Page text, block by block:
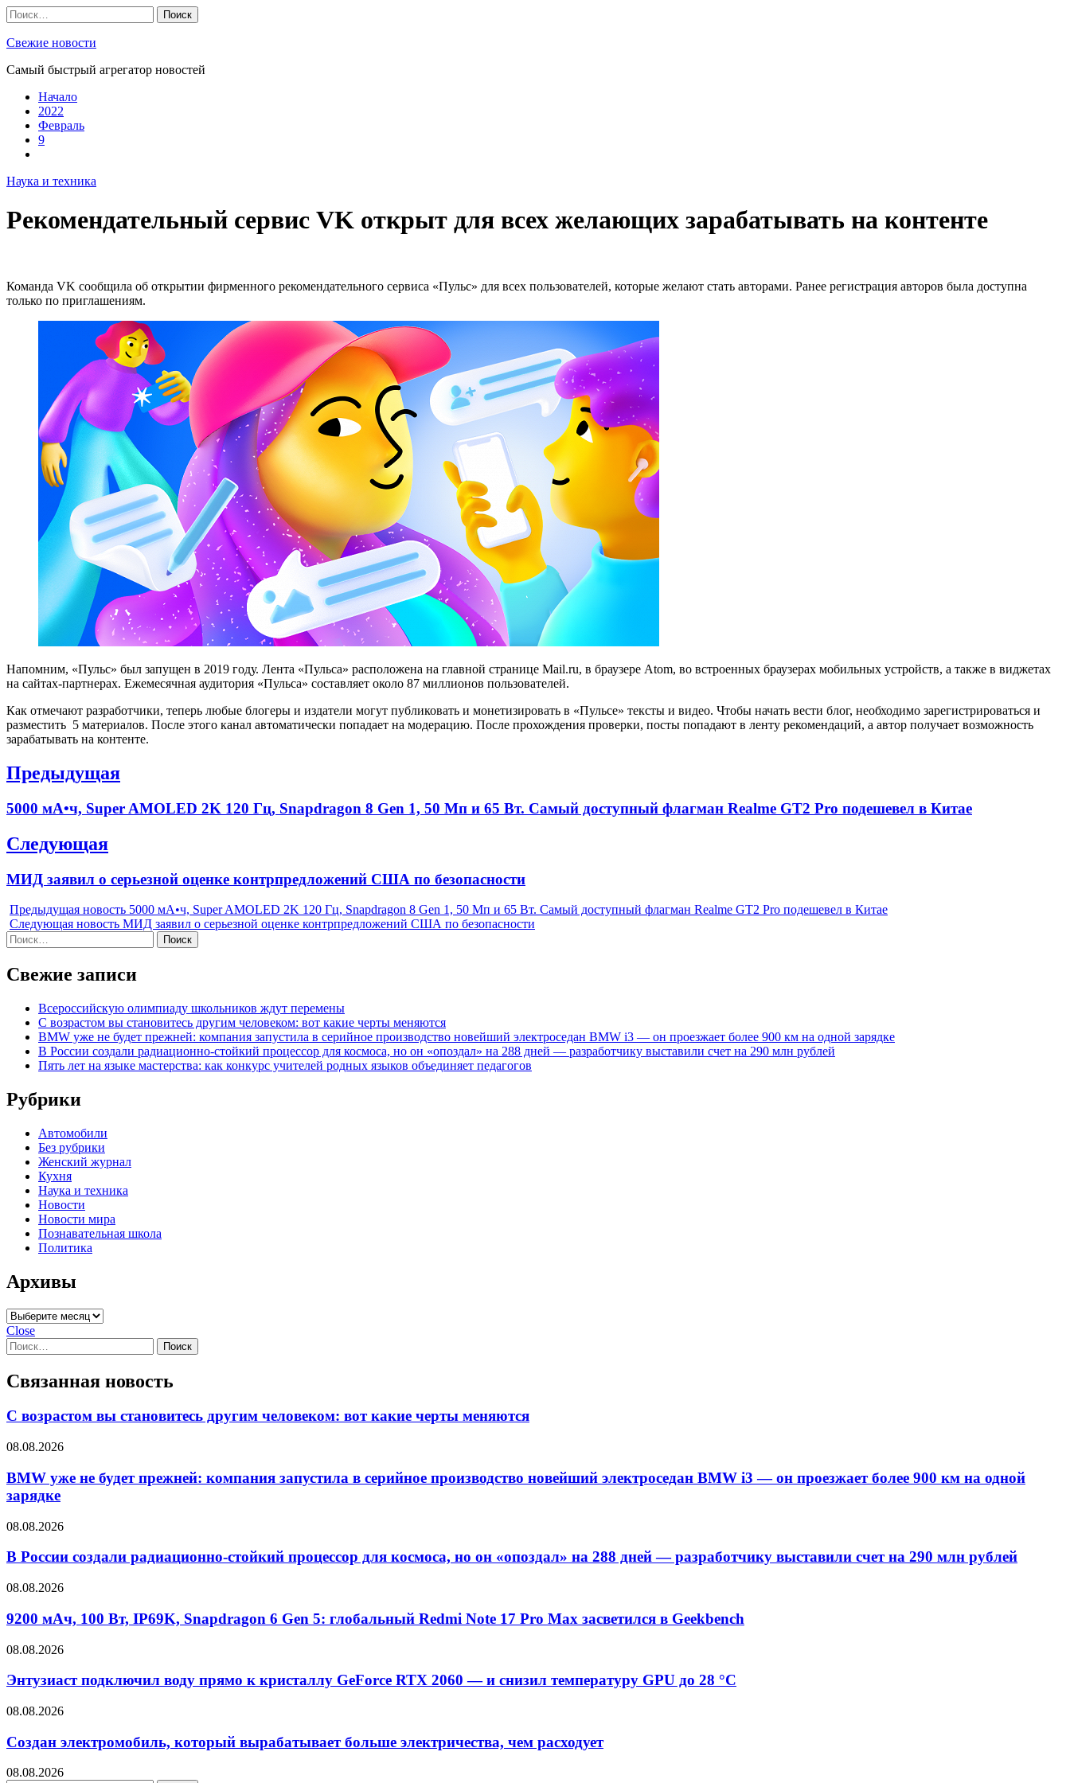
Skip
to
content
Найти:
Свежие новости
Самый быстрый агрегатор новостей
Начало
2022
Февраль
9
Наука и техника
Рекомендательный сервис VK открыт для всех желающих зарабатывать на контенте
Команда VK сообщила об открытии фирменного рекомендательного сервиса «Пульс» для всех пользователей, которые желают стать авторами. Ранее регистрация авторов была доступна
только по приглашениям.
Напомним, «Пульс» был запущен в 2019 году. Лента «Пульса» расположена на главной странице Mail.ru, в браузере Atom, во встроенных браузерах мобильных устройств, а также в виджетах
на сайтах-партнерах. Ежемесячная аудитория «Пульса» составляет около 87 миллионов пользователей.
Как отмечают разработчики, теперь любые блогеры и издатели могут публиковать и монетизировать в «Пульсе» тексты и видео. Чтобы начать вести блог, необходимо зарегистрироваться и
разместить 5 материалов. После этого канал автоматически попадает на модерацию. После прохождения проверки, посты попадают в ленту рекомендаций, а автор получает возможность
зарабатывать на контенте.
Навигация
записям
Предыдущая
Previous
5000 мА•ч, Super AMOLED 2K 120 Гц, Snapdragon 8 Gen 1, 50 Мп и 65 Вт. Самый доступный флагман Realme GT2 Pro подешевел в Китае
Следующая
Next
МИД заявил о серьезной оценке контрпредложений США по безопасности
Предыдущая новость 5000 мА•ч, Super AMOLED 2K 120 Гц, Snapdragon 8 Gen 1, 50 Мп и 65 Вт. Самый доступный флагман Realme GT2 Pro подешевел в Китае
Следующая новость МИД заявил о серьезной оценке контрпредложений США по безопасности
Найти:
Свежие записи
Всероссийскую олимпиаду школьников ждут перемены
С возрастом вы становитесь другим человеком: вот какие черты меняются
BMW уже не будет прежней: компания запустила в серийное производство новейший электроседан BMW i3 — он проезжает более 900 км на одной зарядке
В России создали радиационно-стойкий процессор для космоса, но он «опоздал» на 288 дней — разработчику выставили счет на 290 млн рублей
Пять лет на языке мастерства: как конкурс учителей родных языков объединяет педагогов
Рубрики
Автомобили
Без рубрики
Женский журнал
Кухня
Наука и техника
Новости
Новости мира
Познавательная школа
Политика
Архивы
Архивы
Close
Найти:
Связанная новость
С возрастом вы становитесь другим человеком: вот какие черты меняются
08.08.2026
BMW уже не будет прежней: компания запустила в серийное производство новейший электроседан BMW i3 — он проезжает более 900 км на одной
зарядке
08.08.2026
В России создали радиационно-стойкий процессор для космоса, но он «опоздал» на 288 дней — разработчику выставили счет на 290 млн рублей
08.08.2026
9200 мАч, 100 Вт, IP69K, Snapdragon 6 Gen 5: глобальный Redmi Note 17 Pro Max засветился в Geekbench
08.08.2026
Энтузиаст подключил воду прямо к кристаллу GeForce RTX 2060 — и снизил температуру GPU до 28 °C
08.08.2026
Создан электромобиль, который вырабатывает больше электричества, чем расходует
08.08.2026